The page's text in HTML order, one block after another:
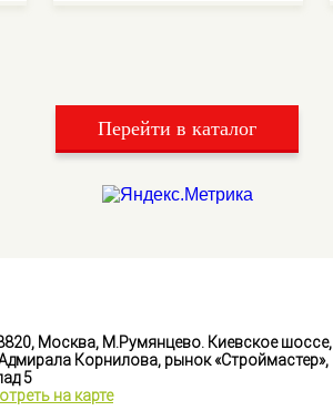
Перейти в каталог
Москва, М.Румянцево. Киевское шоссе,
Корнилова, рынок «Строймастер»,
5
на карте